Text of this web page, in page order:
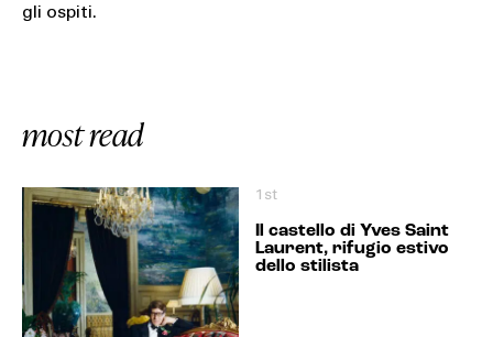
gli ospiti.
most read
1st
Il castello di Yves Saint
Laurent, rifugio estivo
dello stilista